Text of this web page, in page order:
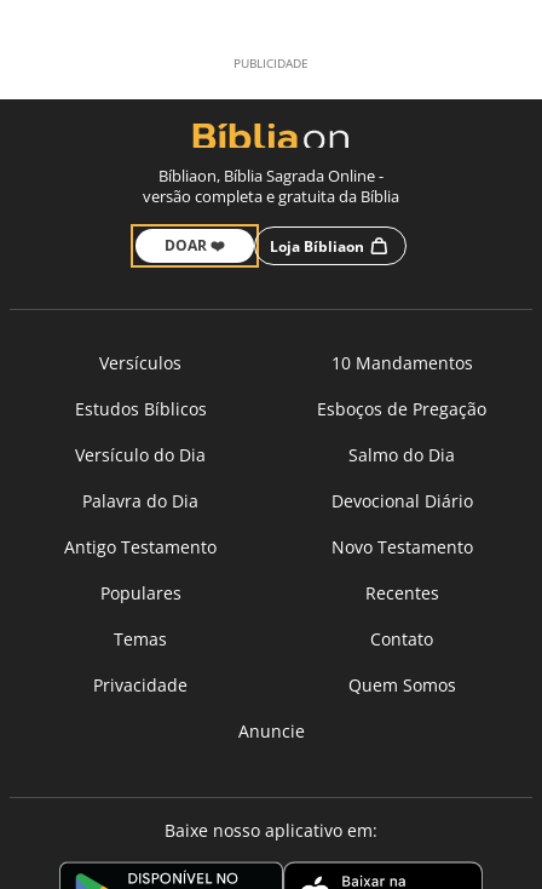
Bíbliaon, Bíblia Sagrada Online -
versão completa e gratuita da Bíblia
DOAR ❤️ Loja Bíbliaon
Versículos
10 Mandamentos
Estudos Bíblicos
Esboços de Pregação
Versículo do Dia
Salmo do Dia
Palavra do Dia
Devocional Diário
Antigo Testamento
Novo Testamento
Populares
Recentes
Temas
Contato
Privacidade
Quem Somos
Anuncie
Baixe nosso aplicativo em: